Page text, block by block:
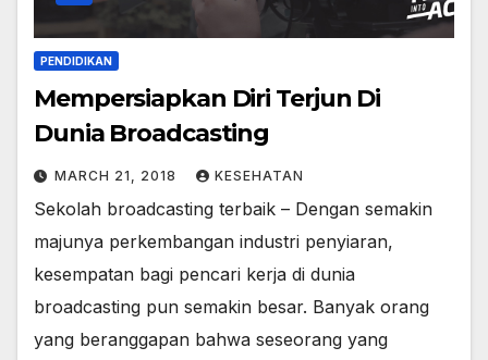
PENDIDIKAN
Mempersiapkan Diri Terjun Di
Dunia Broadcasting
MARCH 21, 2018 KESEHATAN
Sekolah broadcasting terbaik – Dengan semakin
majunya perkembangan industri penyiaran,
kesempatan bagi pencari kerja di dunia
broadcasting pun semakin besar. Banyak orang
yang beranggapan bahwa seseorang yang